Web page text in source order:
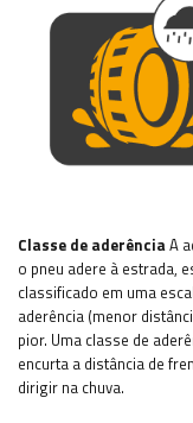
Classe de aderênciaA
o pneu adere à estrada,
classificado em uma
aderência (menor
pior. Uma classe de
encurta a distância de
dirigir na chuva.